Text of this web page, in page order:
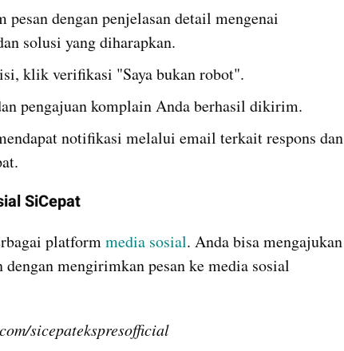
pesan dengan penjelasan detail mengenai
solusi yang diharapkan.
klik verifikasi "Saya bukan robot".
pengajuan komplain Anda berhasil dikirim.
notifikasi melalui email terkait respons dan
SiCepat
platform media sosial. Anda bisa mengajukan
dengan mengirimkan pesan ke media sosial
sicepatekspresofficial